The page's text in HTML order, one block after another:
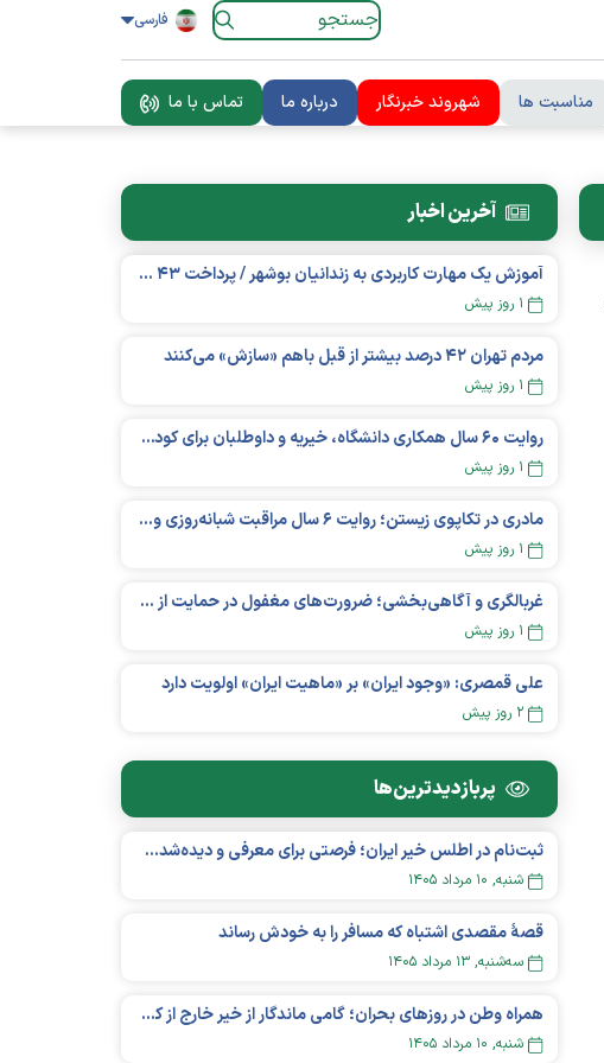
فارسی
مناسبت ها شهروند خبرنگار درباره ما
تماس با ما
آخرین اخبار
آموزش یک مهارت کاربردی به زندانیان بوشهر / پرداخت ۴۳ میلیارد تومان تسهیلات خوداشتغالی
۱ روز پیش
مردم تهران ۴۲ درصد بیشتر از قبل باهم «سازش» می‌کنند
۱ روز پیش
روایت ۶۰ سال همکاری دانشگاه، خیریه و داوطلبان برای کودکان نیازمند در استرالیا
۱ روز پیش
مادری در تکاپوی زیستن؛ روایت ۶ سال مراقبت شبانه‌روزی و امید به فردای «نورا»
۱ روز پیش
غربالگری و آگاهی‌بخشی؛ ضرورت‌های مغفول در حمایت از بیماران «نقص ایمنی اولیه»
۱ روز پیش
علی قمصری: «وجود ایران» بر «ماهیت ایران» اولویت دارد
۲ روز پیش
پربازدید‌ترین‌ها
ثبت‌نام در اطلس خیر ایران؛ فرصتی برای معرفی و دیده‌شدن مؤسسات نیکوکاری
شنبه, ۱۰ مرداد ۱۴۰۵
قصهٔ مقصدی اشتباه که مسافر را به خودش رساند
سه‌شنبه, ۱۳ مرداد ۱۴۰۵
همراه وطن در روزهای بحران؛ گامی ماندگار از خیر خارج از کشور در عرصه سلامت
شنبه, ۱۰ مرداد ۱۴۰۵